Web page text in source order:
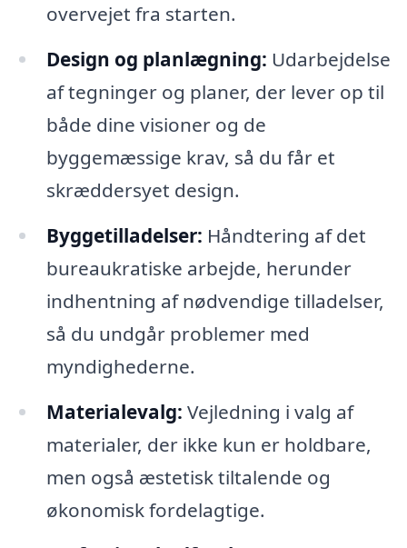
overvejet fra starten.
Design og planlægning: Udarbejdelse
af tegninger og planer, der lever op til
både dine visioner og de
byggemæssige krav, så du får et
skræddersyet design.
Byggetilladelser: Håndtering af det
bureaukratiske arbejde, herunder
indhentning af nødvendige tilladelser,
så du undgår problemer med
myndighederne.
Materialevalg: Vejledning i valg af
materialer, der ikke kun er holdbare,
men også æstetisk tiltalende og
økonomisk fordelagtige.